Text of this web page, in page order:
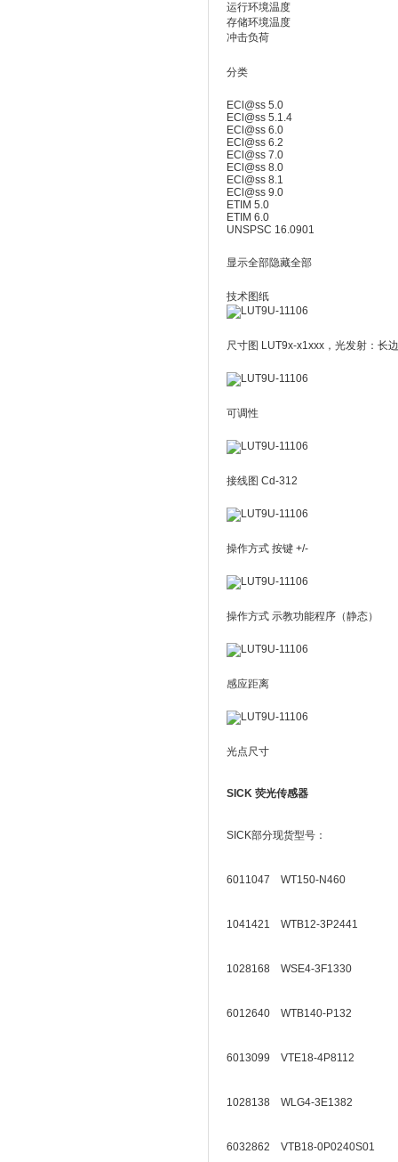
运行环境温度
存储环境温度
冲击负荷
分类
ECl@ss 5.0
ECl@ss 5.1.4
ECl@ss 6.0
ECl@ss 6.2
ECl@ss 7.0
ECl@ss 8.0
ECl@ss 8.1
ECl@ss 9.0
ETIM 5.0
ETIM 6.0
UNSPSC 16.0901
显示全部隐藏全部
技术图纸
尺寸图 LUT9x-x1xxx，光发射：长边
可调性
接线图 Cd-312
操作方式 按键 +/-
操作方式 示教功能程序（静态）
感应距离
光点尺寸
SICK 荧光传感器
SICK部分现货型号：
6011047 WT150-N460
1041421 WTB12-3P2441
1028168 WSE4-3F1330
6012640 WTB140-P132
6013099 VTE18-4P8112
1028138 WLG4-3E1382
6032862 VTB18-0P0240S01